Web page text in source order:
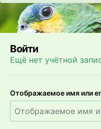
Войти
Ещё нет учётной
Отображаемое имя или